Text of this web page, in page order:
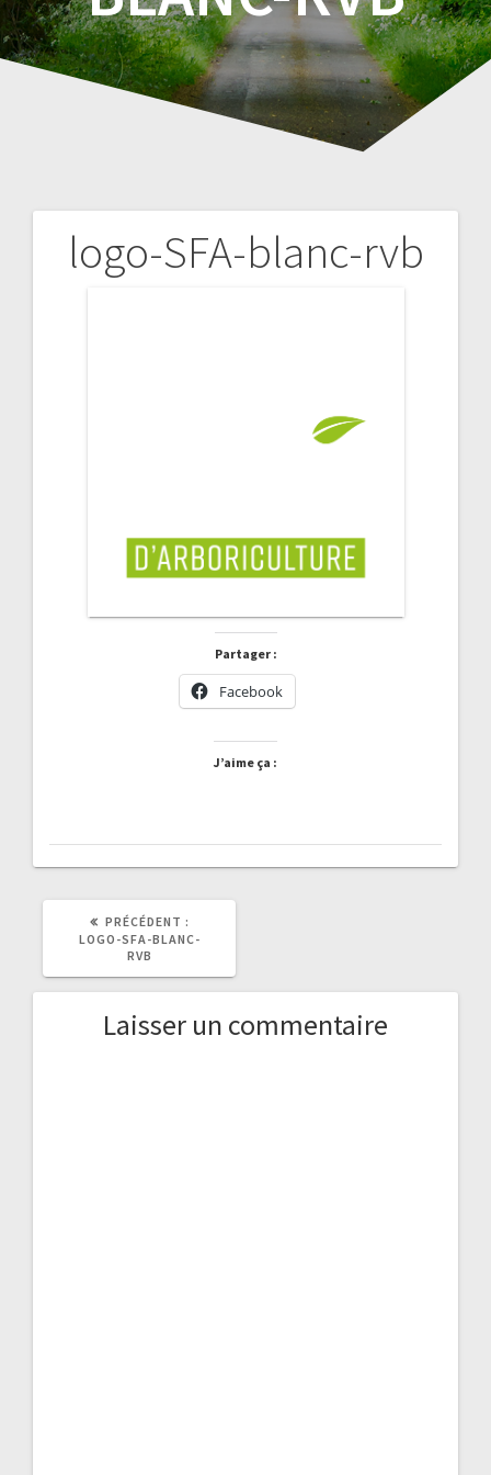
logo-SFA-blanc-rvb
Partager :
Facebook
J’aime ça :
Navigation
PRÉCÉDENT :
PRÉCÉDENT
LOGO-SFA-BLANC-
RVB
Laisser un commentaire